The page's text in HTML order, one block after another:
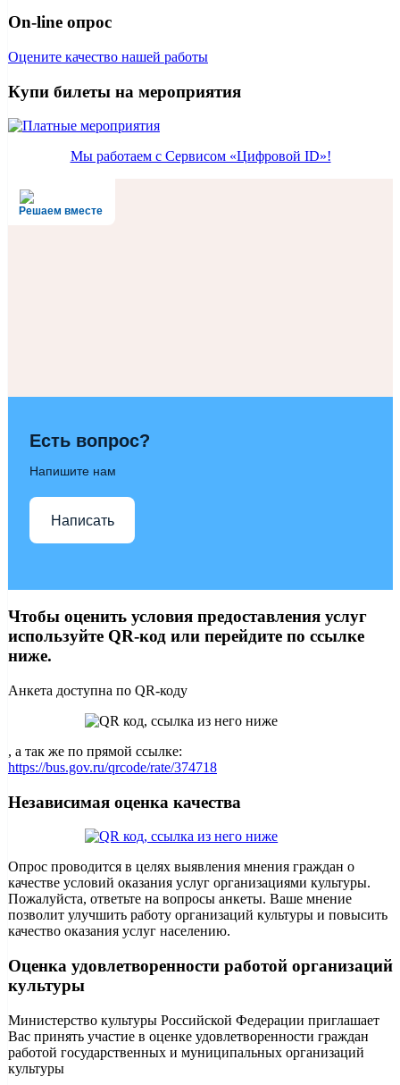
On-line опрос
Оцените качество нашей работы
Купи билеты на мероприятия
Мы работаем с Сервисом «Цифровой ID»!
Решаем вместе
Есть вопрос?
Напишите нам
Написать
Чтобы оценить условия предоставления услуг
используйте QR-код или перейдите по ссылке
ниже.
Анкета доступна по QR-коду
, а так же по прямой ссылке:
https://bus.gov.ru/qrcode/rate/374718
Независимая оценка качества
Опрос проводится в целях выявления мнения граждан о
качестве условий оказания услуг организациями культуры.
Пожалуйста, ответьте на вопросы анкеты. Ваше мнение
позволит улучшить работу организаций культуры и повысить
качество оказания услуг населению.
Оценка удовлетворенности работой организаций
культуры
Министерство культуры Российской Федерации приглашает
Вас принять участие в оценке удовлетворенности граждан
работой государственных и муниципальных организаций
культуры